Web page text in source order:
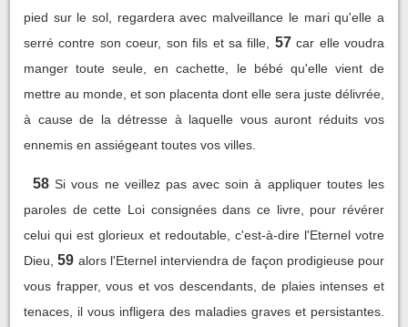
pied sur le sol, regardera avec malveillance le mari qu'elle a
serré contre son coeur, son fils et sa fille,
57 car elle voudra
manger toute seule, en cachette, le bébé qu'elle vient de
mettre au monde, et son placenta dont elle sera juste délivrée,
à cause de la détresse à laquelle vous auront réduits vos
ennemis en assiégeant toutes vos villes.
58 Si vous ne veillez pas avec soin à appliquer toutes les
paroles de cette Loi consignées dans ce livre, pour révérer
celui qui est glorieux et redoutable, c'est-à-dire l'Eternel votre
Dieu, 59 alors l'Eternel interviendra de façon prodigieuse pour
vous frapper, vous et vos descendants, de plaies intenses et
tenaces, il vous infligera des maladies graves et persistantes.